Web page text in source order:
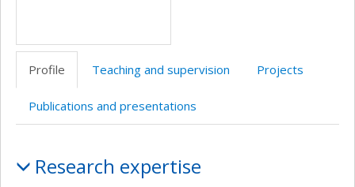
Profile Teaching and supervision Projects
Publications and presentations
Research expertise